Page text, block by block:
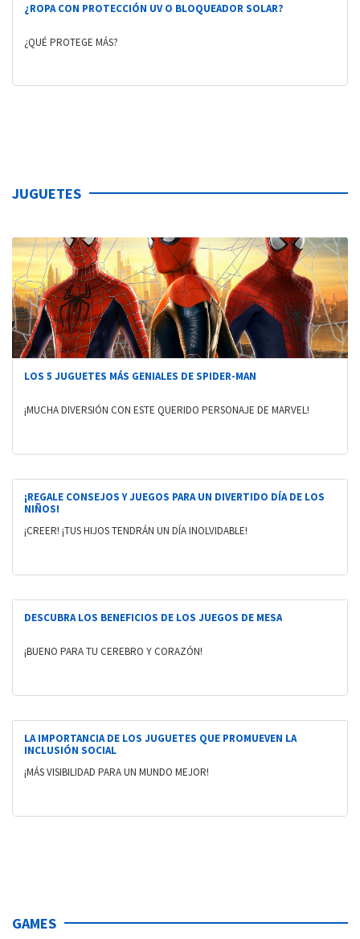
¿ROPA CON PROTECCIÓN UV O BLOQUEADOR SOLAR?
¿QUÉ PROTEGE MÁS?
JUGUETES
LOS 5 JUGUETES MÁS GENIALES DE SPIDER-MAN
¡MUCHA DIVERSIÓN CON ESTE QUERIDO PERSONAJE DE MARVEL!
¡REGALE CONSEJOS Y JUEGOS PARA UN DIVERTIDO DÍA DE LOS
NIÑOS!
¡CREER! ¡TUS HIJOS TENDRÁN UN DÍA INOLVIDABLE!
DESCUBRA LOS BENEFICIOS DE LOS JUEGOS DE MESA
¡BUENO PARA TU CEREBRO Y CORAZÓN!
LA IMPORTANCIA DE LOS JUGUETES QUE PROMUEVEN LA
INCLUSIÓN SOCIAL
¡MÁS VISIBILIDAD PARA UN MUNDO MEJOR!
GAMES